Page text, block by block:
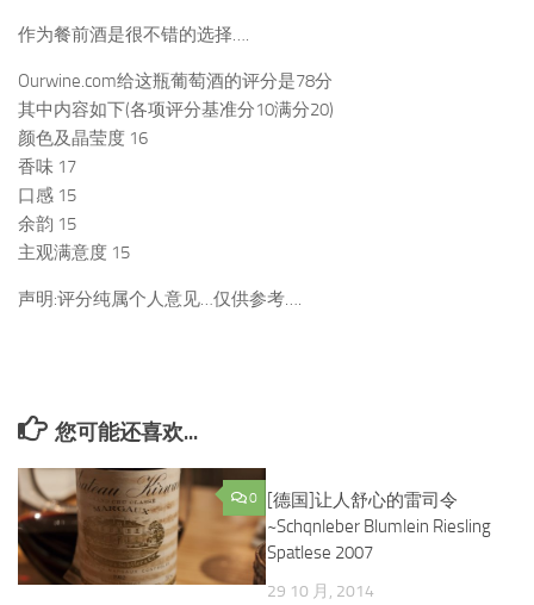
作为餐前酒是很不错的选择….
Ourwine.com给这瓶葡萄酒的评分是78分
其中内容如下(各项评分基准分10满分20)
颜色及晶莹度 16
香味 17
口感 15
余韵 15
主观满意度 15
声明:评分纯属个人意见…仅供参考….
您可能还喜欢...
0
[德国]让人舒心的雷司令
~Schqnleber Blumlein Riesling
Spatlese 2007
29 10 月, 2014